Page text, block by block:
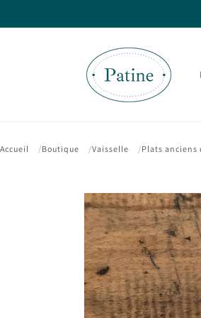
Accueil Boutique Vaisselle Plats anciens
Passer aux
informations
produits